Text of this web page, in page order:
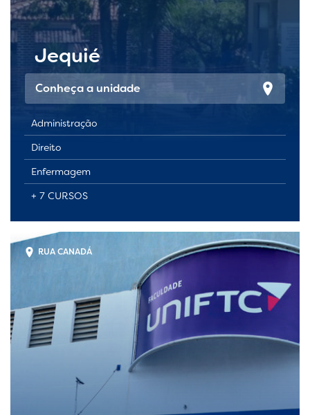
Jequié
Conheça a unidade
Administração
Direito
Enfermagem
+ 7 CURSOS
RUA CANADÁ